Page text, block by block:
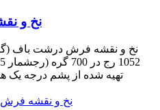
نخ و
تهیه شده از پشم درجه یک